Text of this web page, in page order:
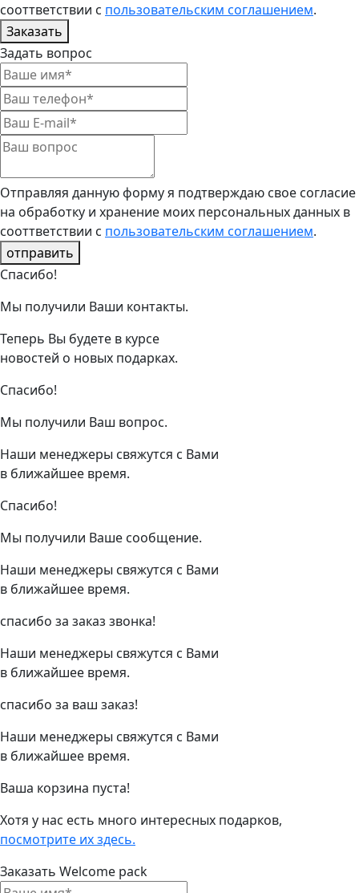
сооттветствии с пользовательским соглашением.
Заказать
Задать вопрос
Отправляя данную форму я подтверждаю свое согласие
на обработку и хранение моих персональных данных в
сооттветствии с пользовательским соглашением.
отправить
Спасибо!
Мы получили Ваши контакты.
Теперь Вы будете в курсе
новостей о новых подарках.
Спасибо!
Мы получили Ваш вопрос.
Наши менеджеры свяжутся с Вами
в ближайшее время.
Спасибо!
Мы получили Ваше сообщение.
Наши менеджеры свяжутся с Вами
в ближайшее время.
спасибо за заказ звонка!
Наши менеджеры свяжутся с Вами
в ближайшее время.
спасибо за ваш заказ!
Наши менеджеры свяжутся с Вами
в ближайшее время.
Ваша корзина пуста!
Хотя у нас есть много интересных подарков,
посмотрите их здесь.
Заказать Welcome pack